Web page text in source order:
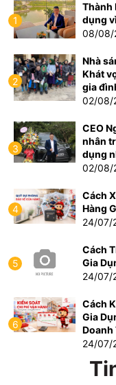
1
Thành
dụng
08/08/
2
Nhà
Khát
gia
02/08/
3
CEO
nhân
dụng
02/08/
4
Cách
Hàng
24/07/
5
Cách
Gia
24/07/
6
Cách
Gia
Doanh
24/07/